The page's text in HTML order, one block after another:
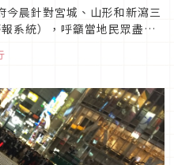
今晨針對宮城、山形和新瀉三
系統），呼籲當地民眾盡快
日本社會有關國安的激烈討